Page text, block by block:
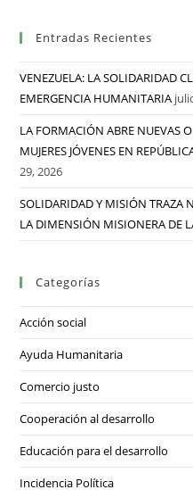
Entradas Recientes
VENEZUELA: LA SOLIDARIDAD
EMERGENCIA HUMANITARIA
LA FORMACIÓN ABRE NUEVAS
MUJERES JÓVENES EN
29, 2026
SOLIDARIDAD Y MISIÓN TRAZA
LA DIMENSIÓN MISIONERA DE
Categorías
Acción social
Ayuda Humanitaria
Comercio justo
Cooperación al desarrollo
Educación para el desarrollo
Incidencia Política